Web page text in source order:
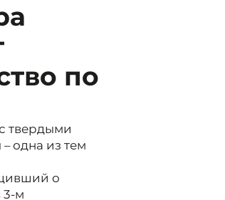
по
твердыми
одна из тем
о
3-м